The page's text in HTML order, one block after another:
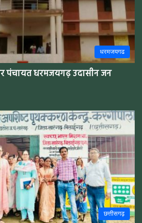
धरमजयगढ
पंचायत धरमजयगढ़ उदासीन जन
छत्तीसगढ़